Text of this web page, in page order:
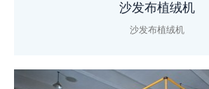
沙发布植绒机
沙发布植绒机